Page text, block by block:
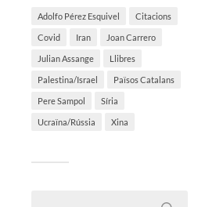
Adolfo Pérez Esquivel Citacions
Covid Iran Joan Carrero
Julian Assange Llibres
Palestina/Israel Països Catalans
Pere Sampol Síria
Ucraïna/Rússia Xina